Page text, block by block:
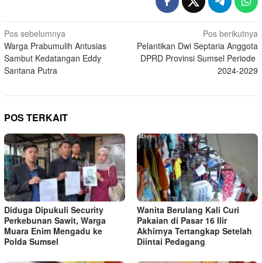
Navigasi
pos
Pos sebelumnya
Warga Prabumulih Antusias
Sambut Kedatangan Eddy
Santana Putra
Pos berikutnya
Pelantikan Dwi Septaria Anggota
DPRD Provinsi Sumsel Periode
2024-2029
POS TERKAIT
Diduga Dipukuli Security
Perkebunan Sawit, Warga
Muara Enim Mengadu ke
Polda Sumsel
Wanita Berulang Kali Curi
Pakaian di Pasar 16 Ilir
Akhirnya Tertangkap Setelah
Diintai Pedagang